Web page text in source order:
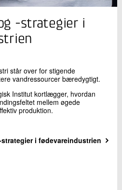
-strategier i
står over for stigende
vandressourcer bæredygtigt.
Institut kortlægger, hvordan
mellem øgede
produktion.
i fødevareindustrien